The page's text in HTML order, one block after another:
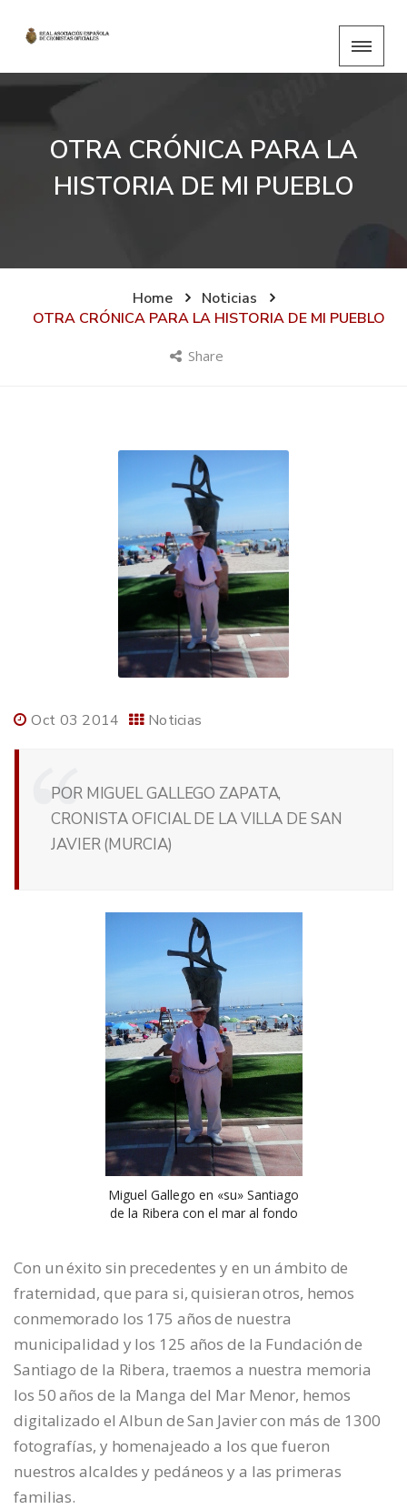
OTRA CRÓNICA PARA LA
HISTORIA DE MI PUEBLO
Home
Noticias
OTRA CRÓNICA PARA LA HISTORIA DE MI PUEBLO
Share
Oct 03 2014 Noticias
POR MIGUEL GALLEGO ZAPATA,
CRONISTA OFICIAL DE LA VILLA DE SAN
JAVIER (MURCIA)
Miguel Gallego en «su» Santiago
de la Ribera con el mar al fondo
Con un éxito sin precedentes y en un ámbito de
fraternidad, que para si, quisieran otros, hemos
conmemorado los 175 años de nuestra
municipalidad y los 125 años de la Fundación de
Santiago de la Ribera, traemos a nuestra memoria
los 50 años de la Manga del Mar Menor, hemos
digitalizado el Albun de San Javier con más de 1300
fotografías, y homenajeado a los que fueron
nuestros alcaldes y pedáneos y a las primeras
familias.